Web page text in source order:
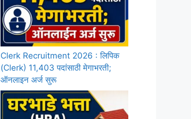
Clerk Recruitment 2026 : लिपिक
(Clerk) 11,403 पदांसाठी मेगाभरती;
ऑनलाइन अर्ज सुरू